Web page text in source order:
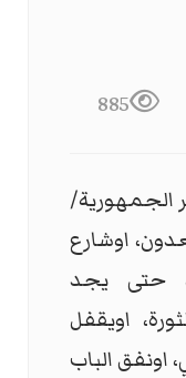
885
الجمهورية/
اوشارع
حتى يجد
اويقفل
اونفق الباب